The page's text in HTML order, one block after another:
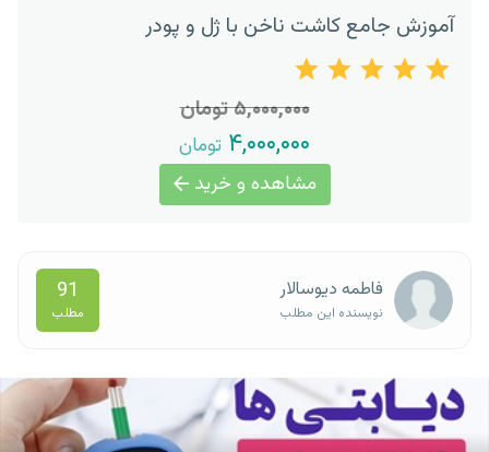
آموزش جامع کاشت ناخن با ژل و پودر
۵,۰۰۰,۰۰۰ تومان
۴,۰۰۰,۰۰۰ تومان
مشاهده و خرید
فاطمه دیوسالار
نویسنده این مطلب
91
مطلب